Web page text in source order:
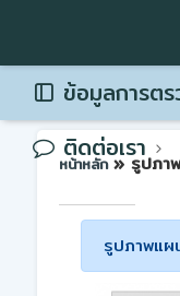
ข้อมูลการต
ติดต่อเรา
หน้าหลัก » รูปภา
รูปภาพแผ